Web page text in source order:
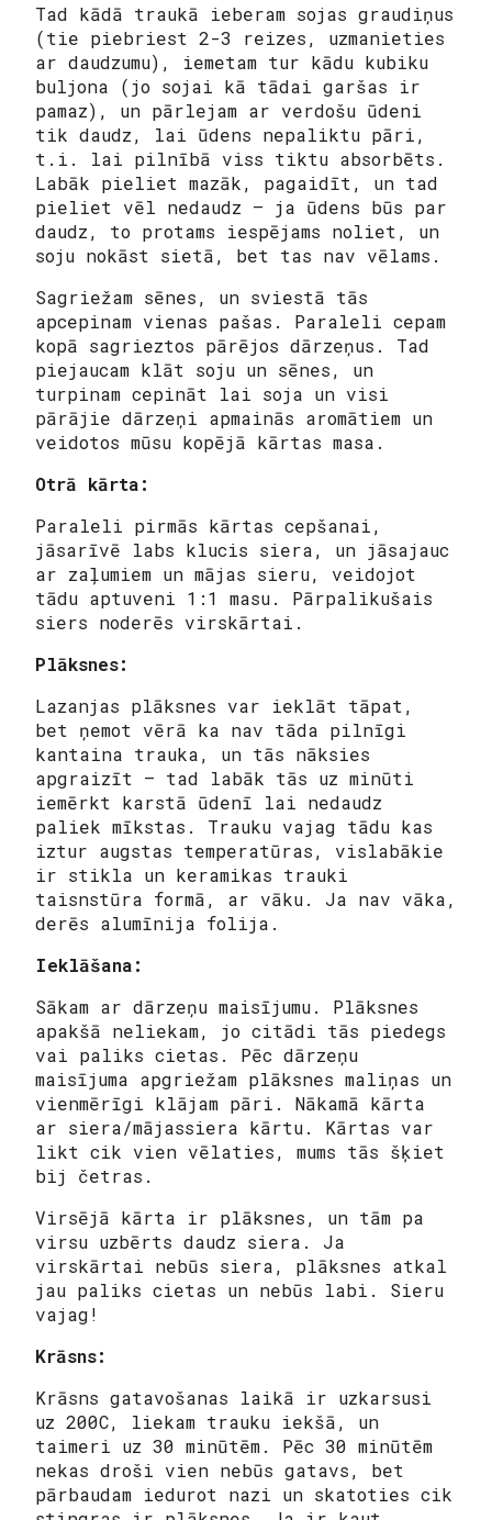
Tad kādā traukā ieberam sojas graudiņus
(tie piebriest 2-3 reizes, uzmanieties
ar daudzumu), iemetam tur kādu kubiku
buljona (jo sojai kā tādai garšas ir
pamaz), un pārlejam ar verdošu ūdeni
tik daudz, lai ūdens nepaliktu pāri,
t.i. lai pilnībā viss tiktu absorbēts.
Labāk pieliet mazāk, pagaidīt, un tad
pieliet vēl nedaudz – ja ūdens būs par
daudz, to protams iespējams noliet, un
soju nokāst sietā, bet tas nav vēlams.
Sagriežam sēnes, un sviestā tās
apcepinam vienas pašas. Paraleli cepam
kopā sagrieztos pārējos dārzeņus. Tad
piejaucam klāt soju un sēnes, un
turpinam cepināt lai soja un visi
pārājie dārzeņi apmainās aromātiem un
veidotos mūsu kopējā kārtas masa.
Otrā kārta:
Paraleli pirmās kārtas cepšanai,
jāsarīvē labs klucis siera, un jāsajauc
ar zaļumiem un mājas sieru, veidojot
tādu aptuveni 1:1 masu. Pārpalikušais
siers noderēs virskārtai.
Plāksnes:
Lazanjas plāksnes var ieklāt tāpat,
bet ņemot vērā ka nav tāda pilnīgi
kantaina trauka, un tās nāksies
apgraizīt – tad labāk tās uz minūti
iemērkt karstā ūdenī lai nedaudz
paliek mīkstas. Trauku vajag tādu kas
iztur augstas temperatūras, vislabākie
ir stikla un keramikas trauki
taisnstūra formā, ar vāku. Ja nav vāka,
derēs alumīnija folija.
Ieklāšana:
Sākam ar dārzeņu maisījumu. Plāksnes
apakšā neliekam, jo citādi tās piedegs
vai paliks cietas. Pēc dārzeņu
maisījuma apgriežam plāksnes maliņas un
vienmērīgi klājam pāri. Nākamā kārta
ar siera/mājassiera kārtu. Kārtas var
likt cik vien vēlaties, mums tās šķiet
bij četras.
Virsējā kārta ir plāksnes, un tām pa
virsu uzbērts daudz siera. Ja
virskārtai nebūs siera, plāksnes atkal
jau paliks cietas un nebūs labi. Sieru
vajag!
Krāsns:
Krāsns gatavošanas laikā ir uzkarsusi
uz 200C, liekam trauku iekšā, un
taimeri uz 30 minūtēm. Pēc 30 minūtēm
nekas droši vien nebūs gatavs, bet
pārbaudam iedurot nazi un skatoties cik